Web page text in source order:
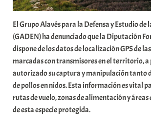
r
o
x
a
K
o
m
u
n
El Grupo Alavés para la Defensa y Estudio
(GADEN) ha denunciado que la Diputación
dispone de los datos de localización GPS de
marcadas con transmisores en el territorio, a
autorizado su captura y manipulación tanto
de pollos en nidos. Esta información es vital
rutas de vuelo, zonas de alimentación y áreas
de esta especie protegida.